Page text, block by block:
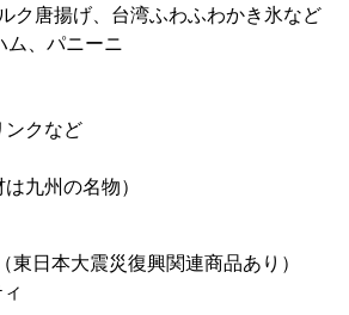
ク唐揚げ、台湾ふわふわかき氷など
ム、パニーニ
ンクなど
九州の名物）
日本大震災復興関連商品あり）